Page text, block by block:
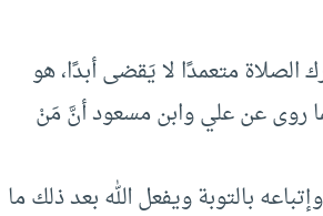
متعمدًا لا يَقضى أبدًا، هو
روى عن علي وابن مسعود أنَّ مَنْ
بالتوبة ويفعل الله بعد ذلك ما